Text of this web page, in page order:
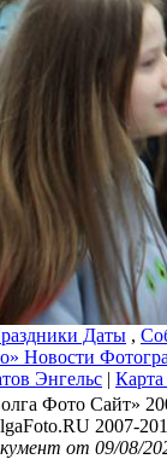
Даты ,
Новости
Энгельс | Карта
Фото Сайт»
2007-
от 09/08/